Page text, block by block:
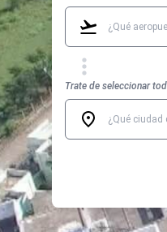
Trate de seleccionar